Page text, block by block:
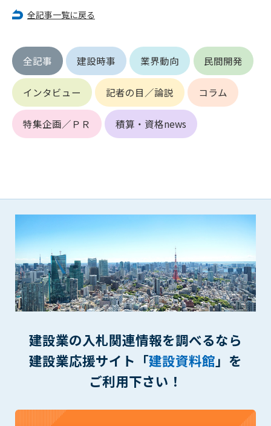
全記事一覧に戻る
全記事 建設時事 業界動向 民間開発
インタビュー 記者の目／論説 コラム
特集企画／ＰＲ 積算・資格news
建設業の入札関連情報を調べるなら
建設業応援サイト「建設資料館」を
ご利用下さい！
用および管理について責任を負うものとします。
その他形態を問わず、第三者に利用させることはできませ
ん。
3. 会員は、IDおよびパスワードの管理不十分、使用上の過誤、
第三者（他の会員を含む）の使用等による損害について責任
を負うものとし、管理者は一切責任を負いません。
第6条（会員の禁止事項）
1. 会員は建設資料館WEB上で以下の行為をしないものとしま
(2) 第三者または管理者の財産、プライバシー等を侵害する行
(3) 第三者または管理者を誹謗中傷する行為
(4) 有害なコンピュータプログラム等を送信又は書き込む行為
(5) 第三者に不利益を与える行為
(6) 管理者が承認していない営利を目的とした行為
(7) 公序良俗に反する行為
(8) 犯罪的行為に結びつく行為
(9) その他、法律に反する行為
を、営利を目的として第三者に転売し、または転売のため
に第三者に提供すること
第7条（登録内容の削除）
管理者は、会員が登録した内容が以下に該当する、またはその
(1) 登録されている情報が、第6条の定める禁止事項に該当する